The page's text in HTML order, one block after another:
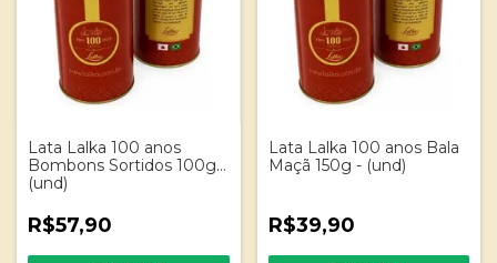
Lata Lalka 100 anos
Bombons Sortidos 100g -
(und)
R$57,90
Lata Lalka 100 anos Bala
Maçã 150g - (und)
R$39,90